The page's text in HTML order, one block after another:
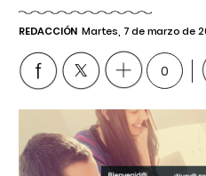
REDACCIÓN Martes, 7 de marzo de
0